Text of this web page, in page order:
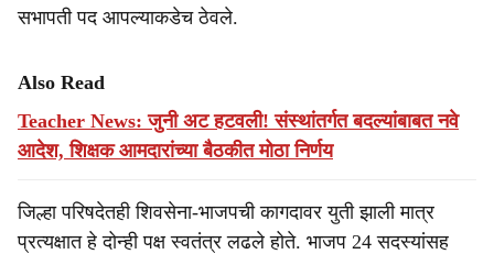
सभापती पद आपल्याकडेच ठेवले.
Also Read
Teacher News: जुनी अट हटवली! संस्थांतर्गत बदल्यांबाबत नवे
आदेश, शिक्षक आमदारांच्या बैठकीत मोठा निर्णय
जिल्हा परिषदेतही शिवसेना-भाजपची कागदावर युती झाली मात्र
प्रत्यक्षात हे दोन्ही पक्ष स्वतंत्र लढले होते. भाजप 24 सदस्यांसह